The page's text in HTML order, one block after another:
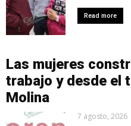
Read more
Las mujeres
trabajo y desde el
Molina
7 agosto, 2026